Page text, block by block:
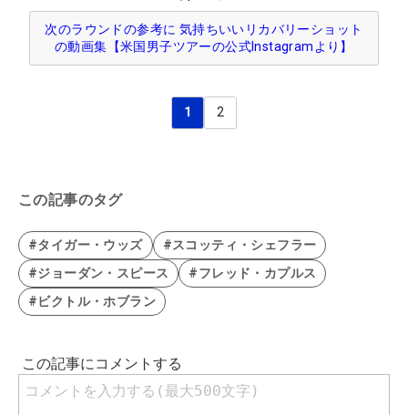
次のラウンドの参考に 気持ちいいリカバリーショット
の動画集【米国男子ツアーの公式Instagramより】
1 2
この記事のタグ
#タイガー・ウッズ
#スコッティ・シェフラー
#ジョーダン・スピース
#フレッド・カプルス
#ビクトル・ホブラン